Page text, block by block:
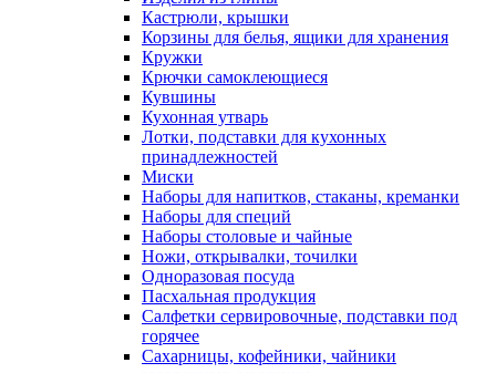
Кастрюли, крышки
Корзины для белья, ящики для хранения
Кружки
Крючки самоклеющиеся
Кувшины
Кухонная утварь
Лотки, подставки для кухонных
принадлежностей
Миски
Наборы для напитков, стаканы, креманки
Наборы для специй
Наборы столовые и чайные
Ножи, открывалки, точилки
Одноразовая посуда
Пасхальная продукция
Салфетки сервировочные, подставки под
горячее
Сахарницы, кофейники, чайники